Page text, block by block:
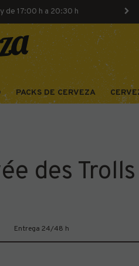
de 17:00 h a 20:30 h
PACKS DE CERVEZA
des Trolls
Entrega 24/48 h